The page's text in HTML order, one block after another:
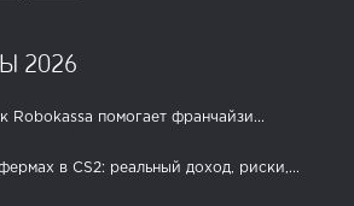
2026
Robokassa помогает франчайзи...
в CS2: реальный доход, риски,...